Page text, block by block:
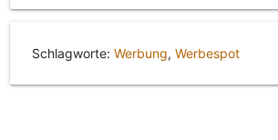
Schlagworte: Werbung, Werbespot